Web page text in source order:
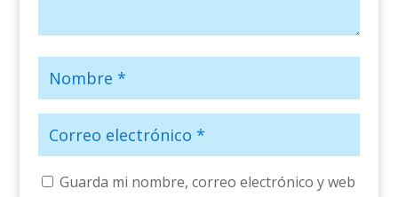
Guarda mi nombre, correo electrónico y web